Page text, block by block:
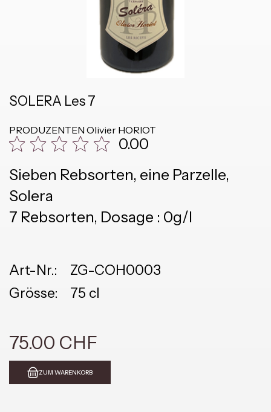
SOLERA Les 7
PRODUZENTEN Olivier HORIOT
0.00
Sieben Rebsorten, eine Parzelle,
Solera
7 Rebsorten, Dosage : 0g/l
Art-Nr.:
ZG-COH0003
Grösse:
75 cl
75.00 CHF
ZUM WARENKORB